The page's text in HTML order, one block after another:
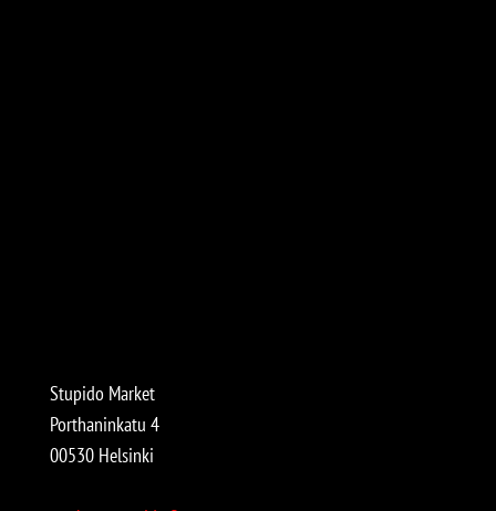
Stupido Market
Porthaninkatu 4
00530 Helsinki